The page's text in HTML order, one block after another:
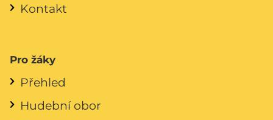
Kontakt
Pro žáky
Přehled
Hudební obor